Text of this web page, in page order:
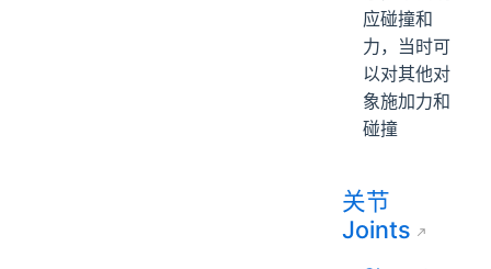
应碰撞和
力，当时可
以对其他对
象施加力和
碰撞
关节
Joints